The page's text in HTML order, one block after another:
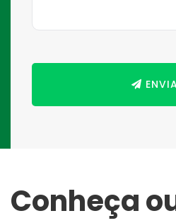
Conheça